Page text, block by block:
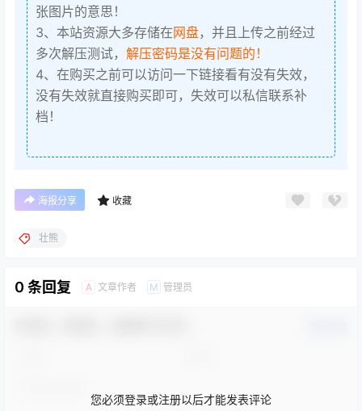
张图片的意思！
3、本站资源大多存储在网盘，并且上传之前经过
多次解压测试， 解压密码是没有问题的！
4、在购买之前可以访问一下链接看有没有失效，
没有失效就直接购买即可，失效可以私信联系补
档！
海报分享 收藏
壮熊
0 条回复 A 文章作者 M 管理员
您必须登录或注册以后才能发表评论